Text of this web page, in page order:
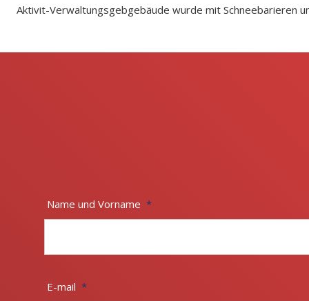
Aktivit-Verwaltungsgebgebäude wurde mit Schneebarieren
Name und Vorname *
E-mail *